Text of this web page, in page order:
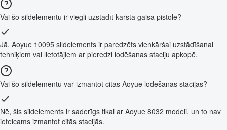
Vai šo sildelementu ir viegli uzstādīt karstā gaisa pistolē?
Jā, Aoyue 10095 sildelements ir paredzēts vienkāršai uzstādīšanai
tehniķiem vai lietotājiem ar pieredzi lodēšanas staciju apkopē.
Vai šo sildelementu var izmantot citās Aoyue lodēšanas stacijās?
Nē, šis sildelements ir saderīgs tikai ar Aoyue 8032 modeli, un to nav
ieteicams izmantot citās stacijās.